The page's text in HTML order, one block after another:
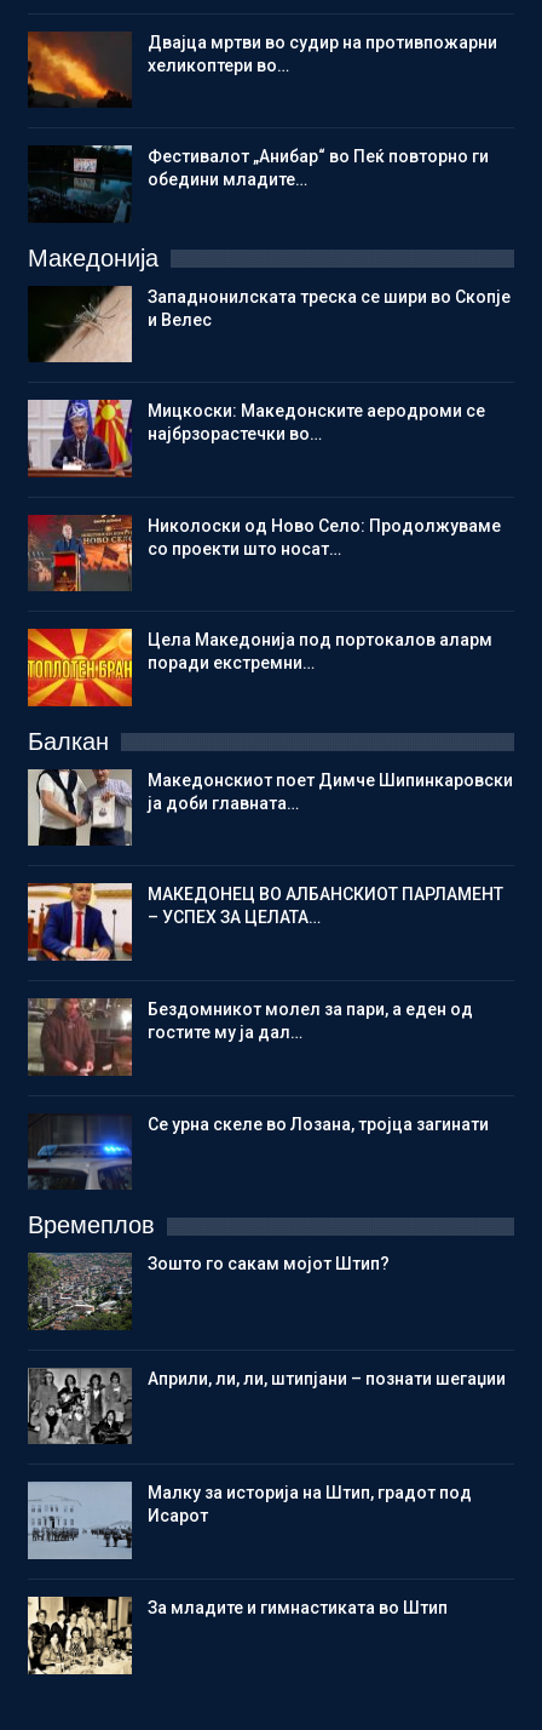
Двајца мртви во судир на противпожарни
хеликоптери во…
Фестивалот „Анибар“ во Пеќ повторно ги
обедини младите…
Македонија
Западнонилската треска се шири во Скопје
и Велес
Мицкоски: Македонските аеродроми се
најбрзорастечки во…
Николоски од Ново Село: Продолжуваме
со проекти што носат…
Цела Македонија под портокалов аларм
поради екстремни…
Балкан
Македонскиот поет Димче Шипинкаровски
ја доби главната…
МАКЕДОНЕЦ ВО АЛБАНСКИОТ ПАРЛАМЕНТ
– УСПЕХ ЗА ЦЕЛАТА…
Бездомникот молел за пари, а еден од
гостите му ја дал…
Се урна скеле во Лозана, тројца загинати
Времеплов
Зошто го сакам мојот Штип?
Aприли, ли, ли, штипјани – познати шегаџии
Малку за историја на Штип, градот под
Исарот
Зa младите и гимнастиката во Штип